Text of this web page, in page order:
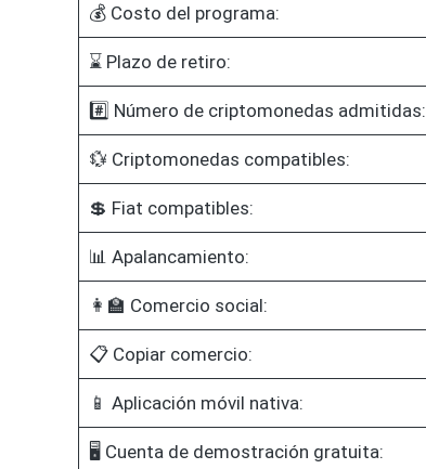
💰 Costo del programa:
⌛ Plazo de retiro:
#️⃣ Número de criptomonedas admitidas:
💱 Criptomonedas compatibles:
💲 Fiat compatibles:
📊 Apalancamiento:
👩‍🏫 Comercio social:
📋 Copiar comercio:
📱 Aplicación móvil nativa:
🖥️ Cuenta de demostración gratuita: